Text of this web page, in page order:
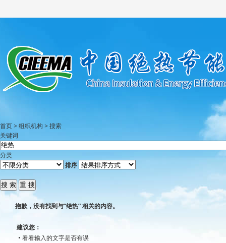
首页 >组织机构 >搜索
关键词
分类
排序
抱歉，没有找到与“绝热” 相关的内容。
建议您：
• 看看输入的文字是否有误